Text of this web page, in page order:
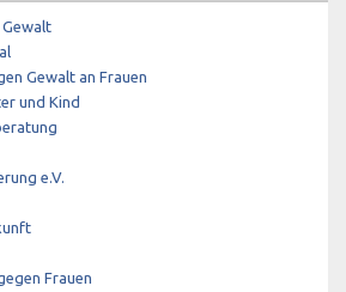
Gewalt an Frauen
und Kind
e.V.
Frauen